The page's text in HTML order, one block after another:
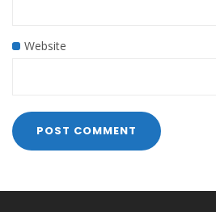
Website